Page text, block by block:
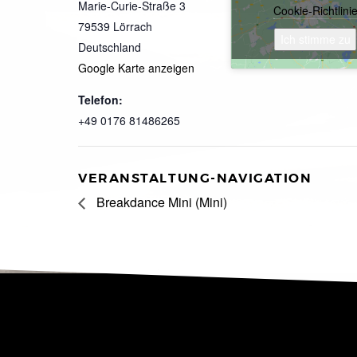
Marie-Curie-Straße 3
79539 Lörrach
Deutschland
Google Karte anzeigen
Telefon:
+49 0176 81486265
Cookie-Richtlinie
VERANSTALTUNG-NAVIGATION
Breakdance Mini (Mini)